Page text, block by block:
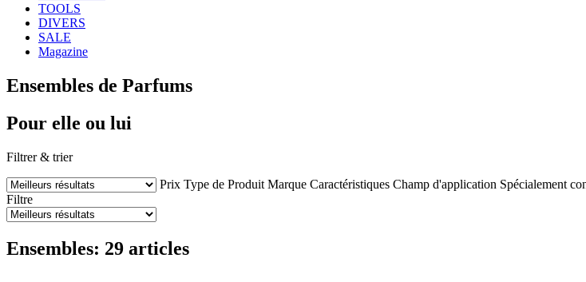
TOOLS
DIVERS
SALE
Magazine
Ensembles de Parfums
Pour elle ou lui
Filtrer & trier
Prix Type de Produit Marque Caractéristiques Champ d'application Spécialement
Filtre
Ensembles: 29 articles